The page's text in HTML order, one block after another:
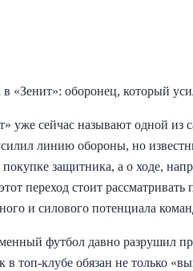
«Зенит»: оборонец, который
уже сейчас называют одной из
линию обороны, но
защитника, а о ходe,
переход стоит рассматривать
и силового потенциала
футбол давно разрушил
топ-клубе обязан не только